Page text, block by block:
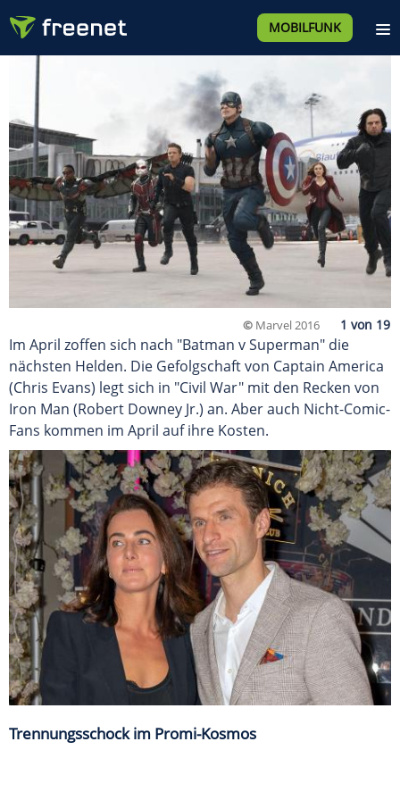
MOBILFUNK
© Marvel 2016
Im April zoffen sich nach "Batman v Superman" die
nächsten Helden. Die Gefolgschaft von Captain America
(Chris Evans) legt sich in "Civil War" mit den Recken von
Iron Man (Robert Downey Jr.) an. Aber auch Nicht-Comic-
Fans kommen im April auf ihre Kosten.
Trennungsschock im Promi-Kosmos